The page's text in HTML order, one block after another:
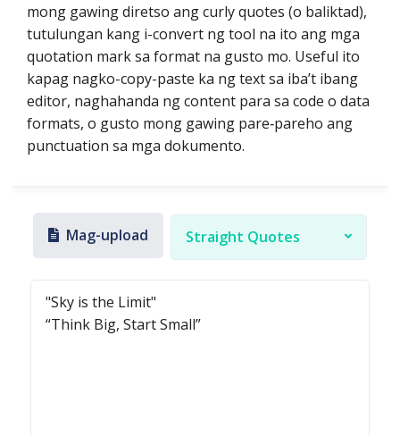
mong gawing diretso ang curly quotes (o baliktad),
tutulungan kang i-convert ng tool na ito ang mga
quotation mark sa format na gusto mo. Useful ito
kapag nagko-copy-paste ka ng text sa iba’t ibang
editor, naghahanda ng content para sa code o data
formats, o gusto mong gawing pare‑pareho ang
punctuation sa mga dokumento.
Mag-upload Straight Quotes